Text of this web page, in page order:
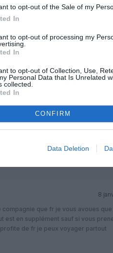
to opt-out of the Sale of my
In
to opt-out of processing my
In
to opt-out of Collection, Use,
Personal Data that Is Unrelated
collected.
In
CONFIRM
Data Deletion
7
contre FR, force est de constater
au départ de Bruxelles (BRU
Leur succès n’est pas un hasard
magnifique pour d’autres
souvent passionné ou haineux.
choix énorme à des prix “plancher”
d’ouvrir les yeux pourront toujours
leur droit le plus strict !
8
compagnie que fr je vous avoues que
est en supplément sauf si vous
de fr je peux voyager partout